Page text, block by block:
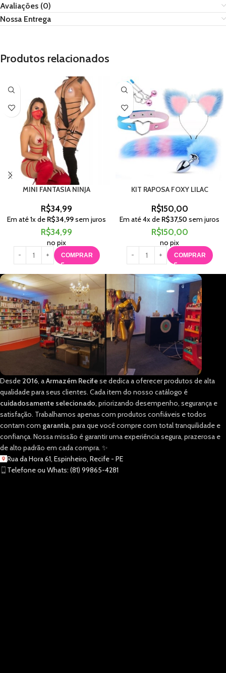
Avaliações (0)
Nossa Entrega
Produtos relacionados
MINI FANTASIA NINJA
R$34,99
Em até1x de R$34,99sem juros
R$34,99
no pix
COMPRAR
KIT RAPOSA FOXY LILAC
R$150,00
Em até4x de R$37,50 sem juros
R$150,00
no pix
COMPRAR
Desde 2016, aArmazém Recifese dedica a oferecer produtos de alta
qualidade para seus clientes. Cada item do nosso catálogo é
cuidadosamente selecionado, priorizando desempenho, segurança e
satisfação. Trabalhamos apenas com produtos confiáveis e todos
contam com garantia, para que você compre com total tranquilidade e
confiança. Nossa missão é garantir uma experiência segura, prazerosa e
de alto padrão em cada compra. ✨
Rua da Hora 61, Espinheiro, Recife - PE
Telefone ou Whats: (81) 99865-4281